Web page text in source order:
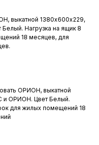
выкатной 1380х600х229,
Нагрузка на ящик 8
18 месяцев, для
ОРИОН, выкатной
и ОРИОН. Цвет Белый.
для жилых помещений 18